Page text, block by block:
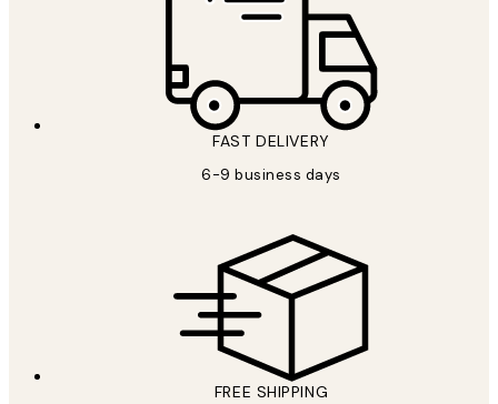
FAST DELIVERY
6-9 business days
FREE SHIPPING